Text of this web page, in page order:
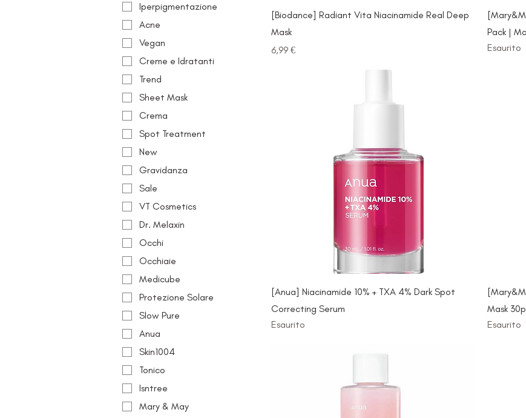
Iperpigmentazione
Acne
Vegan
Creme e Idratanti
Trend
Sheet Mask
Crema
Spot Treatment
New
Gravidanza
Sale
VT Cosmetics
Dr. Melaxin
Occhi
Occhiaie
Medicube
Protezione Solare
Slow Pure
Anua
Skin1004
Tonico
Isntree
Mary & May
[Biodance] Radiant Vita Niacinamide Real Deep
Mask
Prezzo
6,99 €
Pack |
Esaurito
[Anua] Niacinamide 10% + TXA 4% Dark Spot
Correcting Serum
Esaurito
Mask
Esaurito